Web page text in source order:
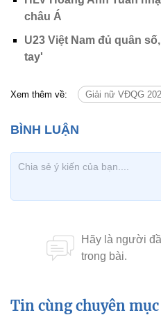
châu Á
U23 Việt Nam đủ quân
tay'
Xem thêm về: Giải nữ VĐQG
Tin cùng chuyên mục